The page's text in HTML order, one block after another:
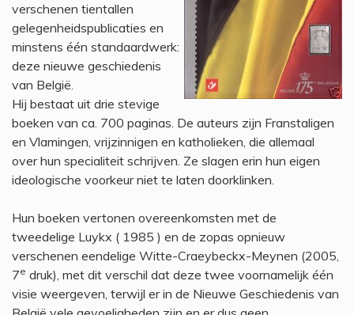
verschenen tientallen
gelegenheidspublicaties en
minstens één standaardwerk:
deze nieuwe geschiedenis
van België.
Hij bestaat uit drie stevige
boeken van ca. 700 paginas. De auteurs zijn Franstaligen
en Vlamingen, vrijzinnigen en katholieken, die allemaal
over hun specialiteit schrijven. Ze slagen erin hun eigen
ideologische voorkeur niet te laten doorklinken.
Hun boeken vertonen overeenkomsten met de
tweedelige Luykx ( 1985 ) en de zopas opnieuw
verschenen eendelige Witte-Craeybeckx-Meynen (2005,
7e druk), met dit verschil dat deze twee voornamelijk één
visie weergeven, terwijl er in de Nieuwe Geschiedenis van